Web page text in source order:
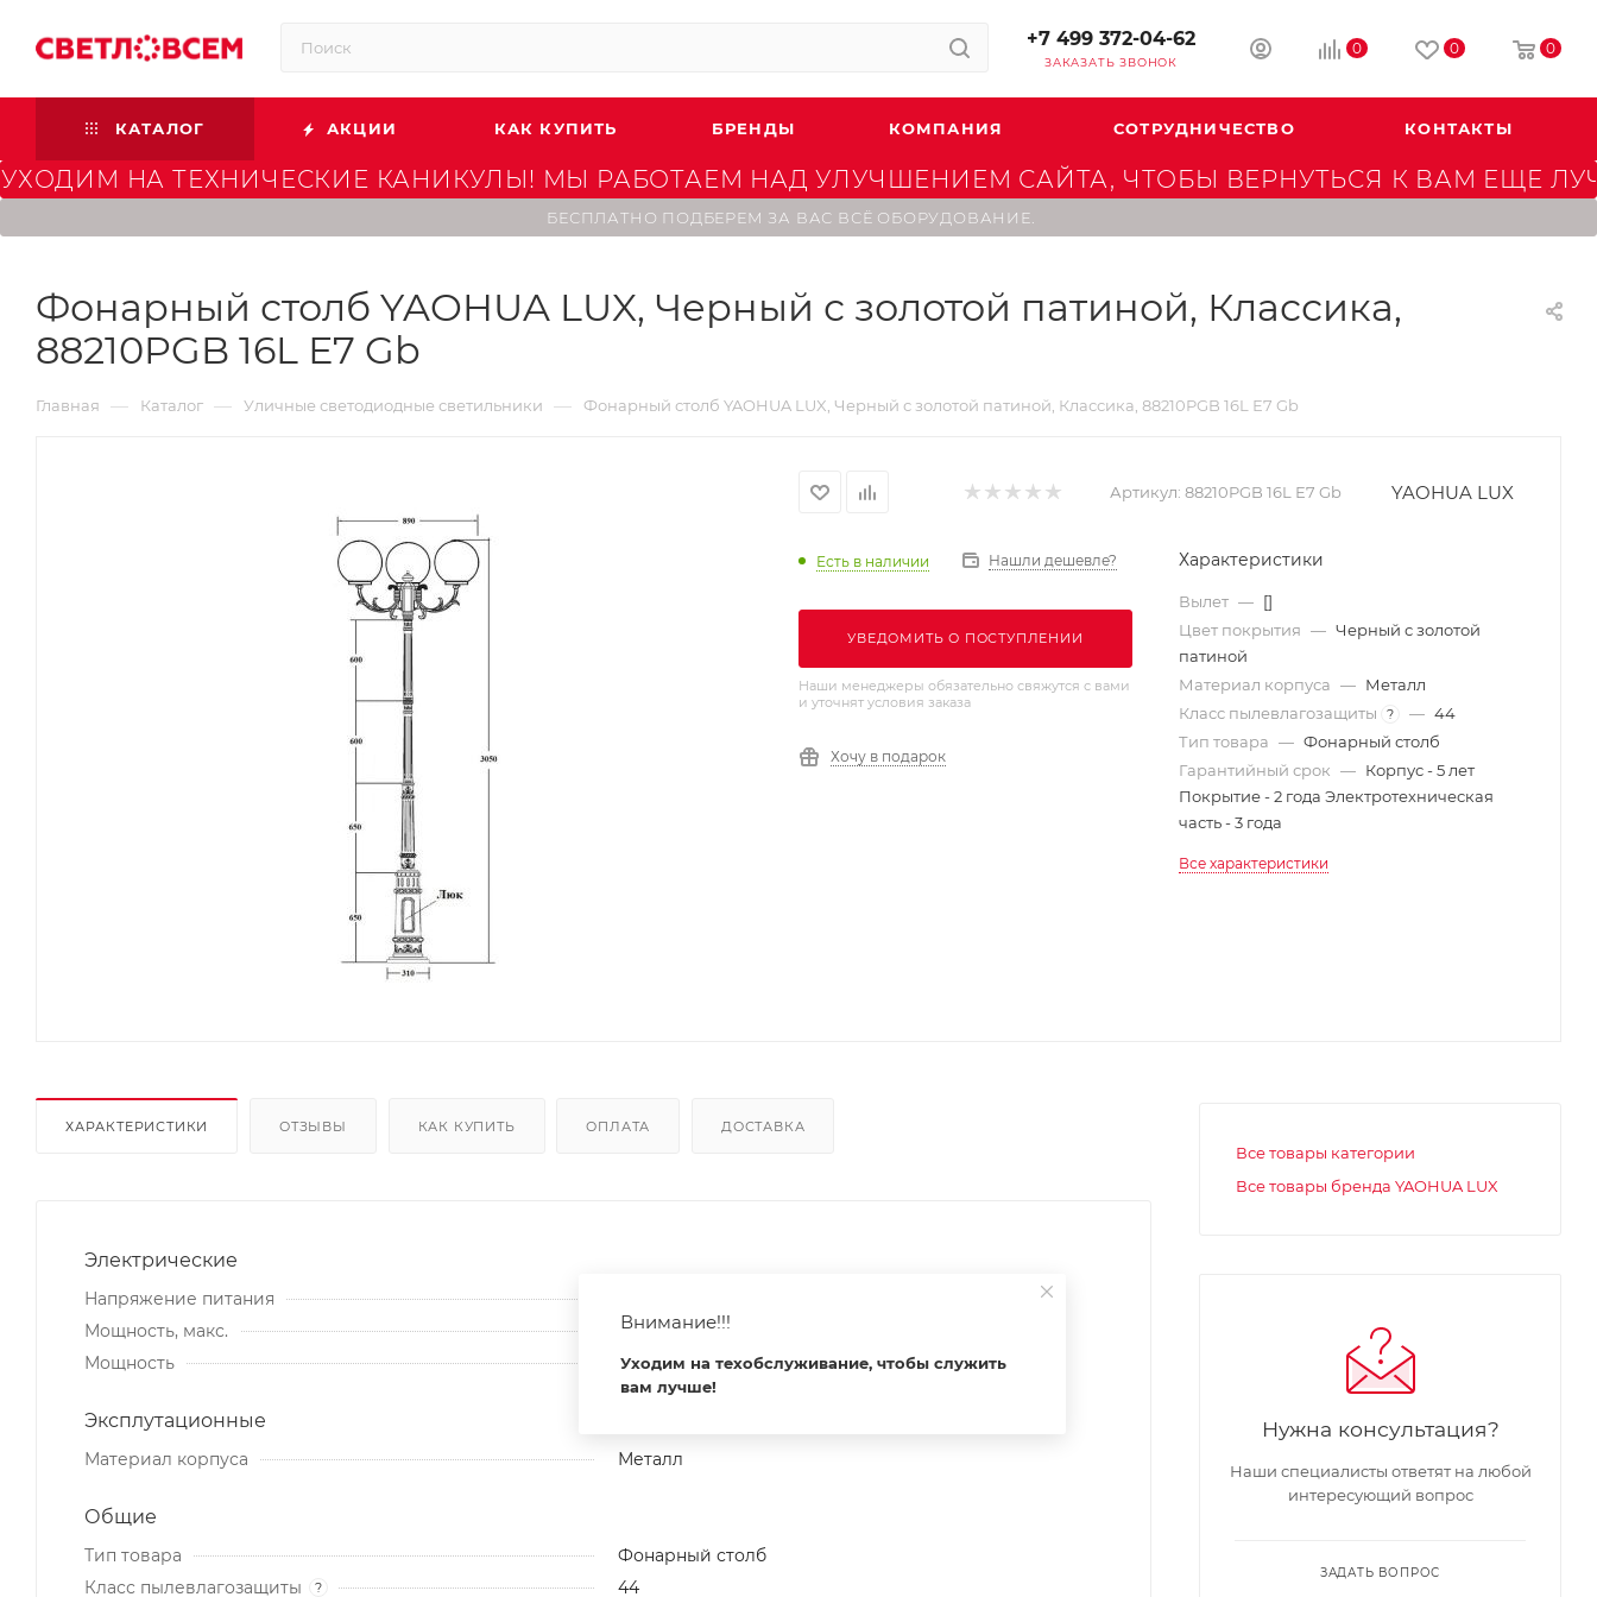
+7 499 372-04-62
ЗАКАЗАТЬ ЗВОНОК
0 0 0
КАТАЛОГ АКЦИИ КАК КУПИТЬ БРЕНДЫ КОМПАНИЯ СОТРУДНИЧЕСТВО КОНТАКТЫ
УХОДИМ НА ТЕХНИЧЕСКИЕ КАНИКУЛЫ! МЫ РАБОТАЕМ НАД УЛУЧШЕНИЕМ САЙТА, ЧТОБЫ ВЕРНУТЬСЯ К ВАМ ЕЩЕ
БЕСПЛАТНО ПОДБЕРЕМ ЗА ВАС ВСЁ ОБОРУДОВАНИЕ.
Фонарный столб YAOHUA LUX, Черный с золотой патиной, Классика,
88210PGB 16L Е7 Gb
Главная — Каталог — Уличные светодиодные светильники — Фонарный столб YAOHUA LUX, Черный с золотой патиной, Классика, 88210PGB 16L Е7 Gb
Артикул: 88210PGB 16L Е7 Gb YAOHUA LUX
Есть в наличии Нашли дешевле?
УВЕДОМИТЬ О ПОСТУПЛЕНИИ
Наши менеджеры обязательно свяжутся с вами
и уточнят условия заказа
Хочу в подарок
Характеристики
Вылет — []
Цвет покрытия — Черный с золотой
патиной
Материал корпуса — Металл
Класс пылевлагозащиты
? — 44
Тип товара — Фонарный столб
Гарантийный срок — Корпус - 5 лет
Покрытие - 2 года Электротехническая
часть - 3 года
Все характеристики
ХАРАКТЕРИСТИКИ ОТЗЫВЫ КАК КУПИТЬ ОПЛАТА ДОСТАВКА
Электрические
Напряжение питания
Мощность, макс.
100
Мощность
300
Эксплутационные
Материал корпуса Металл
Общие
Тип товара
Фонарный столб
Класс пылевлагозащиты
? 44
Все товары категории
Все товары бренда YAOHUA LUX
Нужна консультация?
Наши специалисты ответят на любой
интересующий вопрос
ЗАДАТЬ ВОПРОС
Внимание!!!
Уходим на техобслуживание, чтобы служить
вам лучше!